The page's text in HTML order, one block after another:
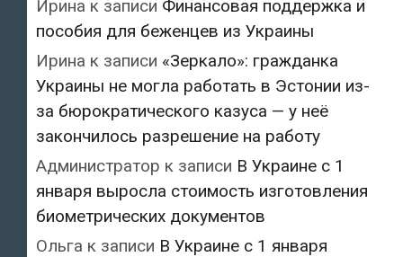
Ирина к записи Финансовая поддержка и
пособия для беженцев из Украины
Ирина к записи «Зеркало»: гражданка
Украины не могла работать в Эстонии из-
за бюрократического казуса — у неё
закончилось разрешение на работу
Администратор к записи В Украине с 1
января выросла стоимость изготовления
биометрических документов
Ольга к записи В Украине с 1 января